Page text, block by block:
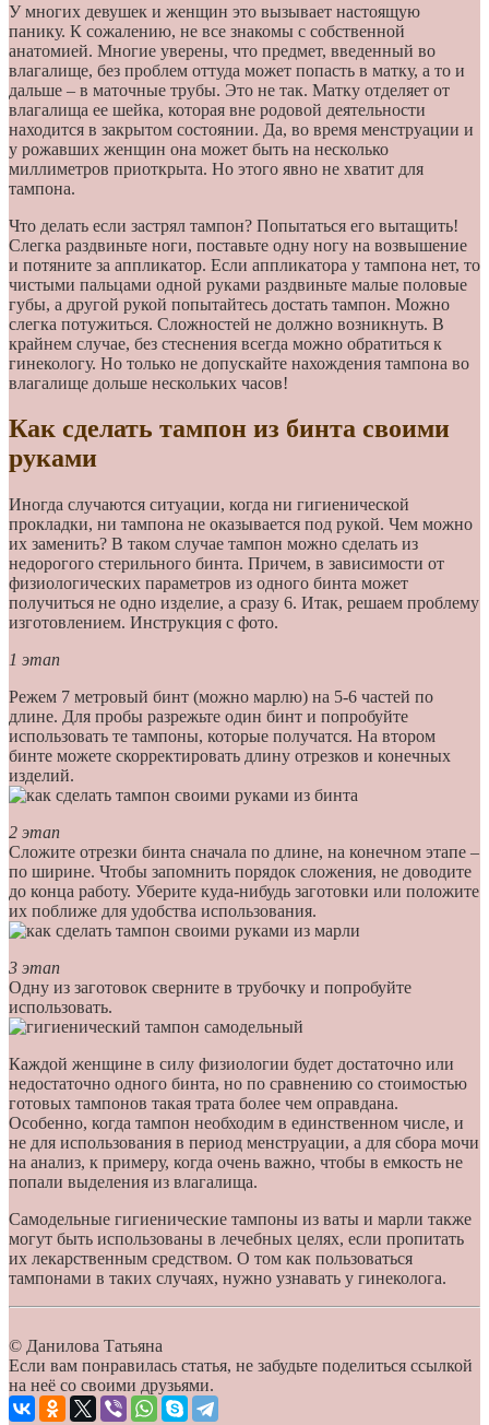
У многих девушек и женщин это вызывает настоящую
панику. К сожалению, не все знакомы с собственной
анатомией. Многие уверены, что предмет, введенный во
влагалище, без проблем оттуда может попасть в матку, а то и
дальше – в маточные трубы. Это не так. Матку отделяет от
влагалища ее шейка, которая вне родовой деятельности
находится в закрытом состоянии. Да, во время менструации и
у рожавших женщин она может быть на несколько
миллиметров приоткрыта. Но этого явно не хватит для
тампона.
Что делать если застрял тампон? Попытаться его вытащить!
Слегка раздвиньте ноги, поставьте одну ногу на возвышение
и потяните за аппликатор. Если аппликатора у тампона нет, то
чистыми пальцами одной руками раздвиньте малые половые
губы, а другой рукой попытайтесь достать тампон. Можно
слегка потужиться. Сложностей не должно возникнуть. В
крайнем случае, без стеснения всегда можно обратиться к
гинекологу. Но только не допускайте нахождения тампона во
влагалище дольше нескольких часов!
Как сделать тампон из бинта своими
руками
Иногда случаются ситуации, когда ни гигиенической
прокладки, ни тампона не оказывается под рукой. Чем можно
их заменить? В таком случае тампон можно сделать из
недорогого стерильного бинта. Причем, в зависимости от
физиологических параметров из одного бинта может
получиться не одно изделие, а сразу 6. Итак, решаем проблему
изготовлением. Инструкция с фото.
1 этап
Режем 7 метровый бинт (можно марлю) на 5-6 частей по
длине. Для пробы разрежьте один бинт и попробуйте
использовать те тампоны, которые получатся. На втором
бинте можете скорректировать длину отрезков и конечных
изделий.
2 этап
Сложите отрезки бинта сначала по длине, на конечном этапе –
по ширине. Чтобы запомнить порядок сложения, не доводите
до конца работу. Уберите куда-нибудь заготовки или положите
их поближе для удобства использования.
3 этап
Одну из заготовок сверните в трубочку и попробуйте
использовать.
Каждой женщине в силу физиологии будет достаточно или
недостаточно одного бинта, но по сравнению со стоимостью
готовых тампонов такая трата более чем оправдана.
Особенно, когда тампон необходим в единственном числе, и
не для использования в период менструации, а для сбора мочи
на анализ, к примеру, когда очень важно, чтобы в емкость не
попали выделения из влагалища.
Самодельные гигиенические тампоны из ваты и марли также
могут быть использованы в лечебных целях, если пропитать
их лекарственным средством. О том как пользоваться
тампонами в таких случаях, нужно узнавать у гинеколога.
© Данилова Татьяна
Если вам понравилась статья, не забудьте поделиться ссылкой
на неё со своими друзьями.